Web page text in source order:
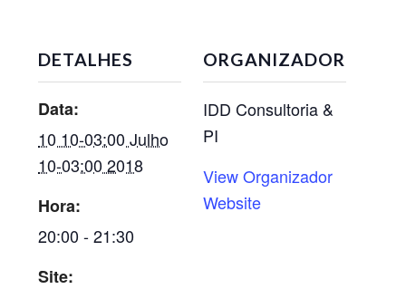
DETALHES
Data:
10 10-03:00 Julho
10-03:00 2018
Hora:
20:00 - 21:30
Site:
ORGANIZADOR
IDD Consultoria &
PI
View Organizador
Website